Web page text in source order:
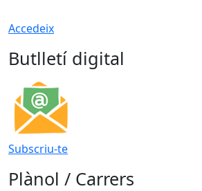
Accedeix
Butlletí digital
Subscriu-te
Plànol / Carrers